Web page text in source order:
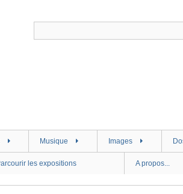
Musique Images
les expositions A propos...